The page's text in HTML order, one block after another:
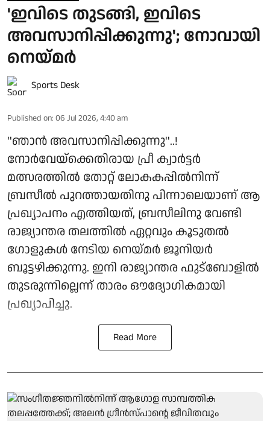
'ഇവിടെ തുടങ്ങി, ഇവിടെ
അവസാനിപ്പിക്കുന്നു'; നോവായി
നെയ്മർ
Sports Desk
Published on: 06 Jul 2026, 4:40 am
''ഞാൻ അവസാനിപ്പിക്കുന്നു''..!
നോർവേയ്‌ക്കെതിരായ പ്രീ ക്വാർട്ടർ
മത്സരത്തിൽ തോറ്റ് ലോകകപ്പിൽനിന്ന്
ബ്രസീൽ പുറത്തായതിനു പിന്നാലെയാണ് ആ
പ്രഖ്യാപനം എത്തിയത്, ബ്രസീലിനു വേണ്ടി
രാജ്യാന്തര തലത്തിൽ ഏറ്റവും കൂടുതൽ
ഗോളുകൾ നേടിയ നെയ്മർ ജൂനിയർ
ബൂട്ടഴിക്കുന്നു. ഇനി രാജ്യാന്തര ഫുട്‌ബോളിൽ
തുടരുന്നില്ലെന്ന് താരം ഔദ്യോഗികമായി
പ്രഖ്യാപിച്ചു.
Read More